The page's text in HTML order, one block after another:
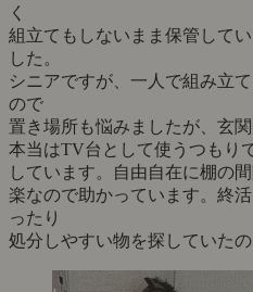
く
組立てもしないまま保管して
した。
シニアですが、一人で組み立
ので
置き場所も悩みましたが、玄関
本当はTV台として使うつもり
しています。自由自在に棚の
楽なので助かっています。終
ったり
処分しやすい物を探していたの